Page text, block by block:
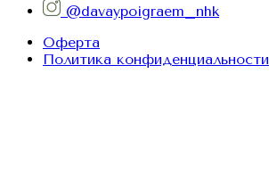
@davaypoigraem_nhk
Оферта
Политика конфиденциальности